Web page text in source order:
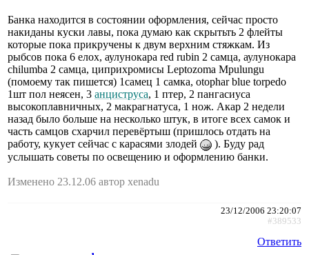
Банка находится в состоянии оформления, сейчас просто
накиданы куски лавы, пока думаю как скрытьть 2 флейты
которые пока прикручены к двум верхним стяжкам. Из
рыбсов пока 6 елох, аулунокара red rubin 2 самца, аулунокара
chilumba 2 самца, циприхромисы Leptozoma Mpulungu
(помоему так пишется) 1самец 1 самка, otophar blue torpedo
1шт пол неясен, 3 анциструса, 1 птер, 2 пангасиуса
высокоплавничных, 2 макрагнатуса, 1 нож. Акар 2 недели
назад было больше на несколько штук, в итоге всех самок и
часть самцов схарчил перевёртыш (пришлось отдать на
работу, кукует сейчас с карасями злодей
). Буду рад
услышать советы по освещению и оформлению банки.
Изменено 23.12.06 автор xenadu
23/12/2006 23:20:07
#389533
Ответить